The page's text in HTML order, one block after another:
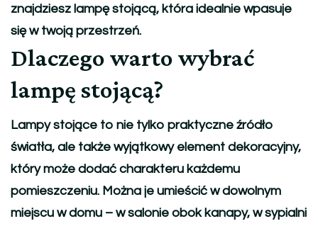
znajdziesz lampę stojącą, która idealnie wpasuje
się w twoją przestrzeń.
Dlaczego warto wybrać
lampę stojącą?
Lampy stojące to nie tylko praktyczne źródło
światła, ale także wyjątkowy element dekoracyjny,
który może dodać charakteru każdemu
pomieszczeniu. Można je umieścić w dowolnym
miejscu w domu – w salonie obok kanapy, w sypialni